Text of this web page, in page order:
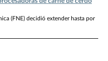
(FNE) decidió extender hasta por